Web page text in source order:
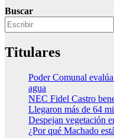
Buscar
Titulares
Poder Comunal
agua
NEC Fidel Castro
Llegaron más de 64
Despejan vegetación
¿Por qué Machado